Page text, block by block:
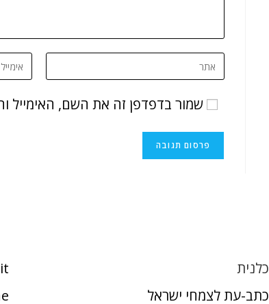
שמור בדפדפן זה את השם, האימייל
כלנית
כתב-עת לצמחי ישראל